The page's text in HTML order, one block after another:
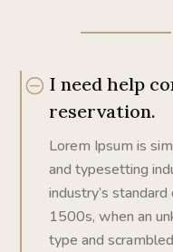
I need help
reservation.
Lorem Ipsum is
and typesetting
industry’s
1500s, when an
type and